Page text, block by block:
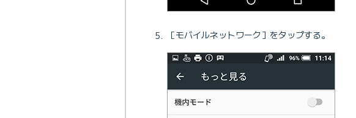
［モバイルネットワーク］をタップする。